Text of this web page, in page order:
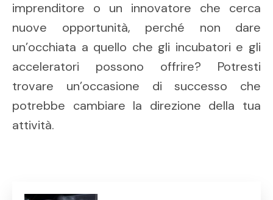
imprenditore o un innovatore che cerca
nuove opportunità, perché non dare
un’occhiata a quello che gli incubatori e gli
acceleratori possono offrire? Potresti
trovare un’occasione di successo che
potrebbe cambiare la direzione della tua
attività.